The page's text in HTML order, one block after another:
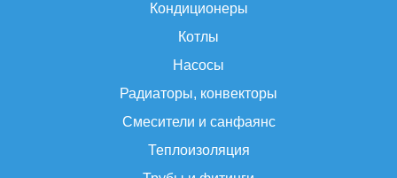
Кондиционеры
Котлы
Насосы
Радиаторы, конвекторы
Смесители и санфаянс
Теплоизоляция